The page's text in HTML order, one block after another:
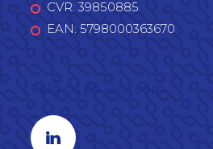
CVR: 39850885
EAN: 5798000363670
Linkedin profil